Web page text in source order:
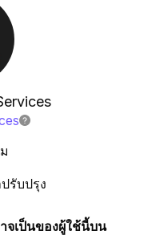
รับปรุง
เป็นของผู้ใช้นี้บน